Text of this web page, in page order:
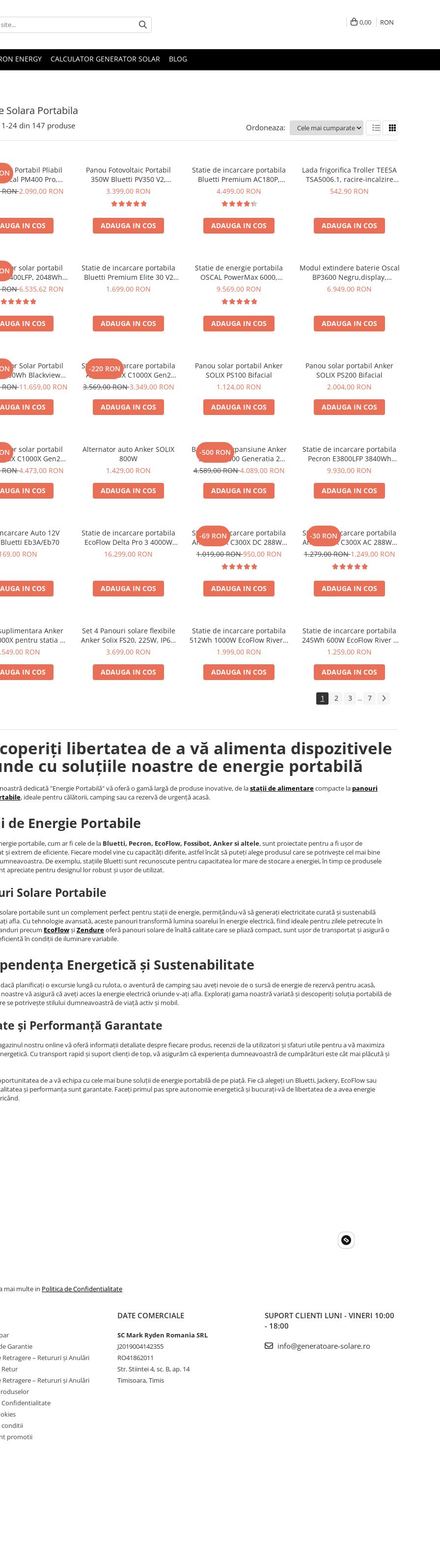
0,00 RON
ENERGY CALCULATOR GENERATOR SOLAR BLOG
Solara Portabila
1-24 din 147 produse Ordoneaza:
Portabil Pliabil
PM400 Pro,
ETFE, IP67
RON2.090,00 RON
IN COS
Panou Fotovoltaic Portabil
350W Bluetti PV350 V2,
Monocristalin, MC4, ETFE,
3.399,00 RON
ADAUGA IN COS
Statie de incarcare portabila
Bluetti Premium AC180P,
Ecran LCD, 1800W, 1440Wh,
4.499,00 RON
ADAUGA IN COS
Lada frigorifica Troller TEESA
TSA5006.1, racire-incalzire
35L, alimentare bricheta auto
542,90 RON
ADAUGA IN COS
solar portabil
E2400LFP, 2048Wh,
Incarcare super
Protectie BMS +
solar 200W
RON6.535,62 RON
IN COS
Statie de incarcare portabila
Bluetti Premium Elite 30 V2
600W 320Wh
1.699,00 RON
ADAUGA IN COS
Statie de energie portabila
OSCAL PowerMax 6000,
6000W (9000W varf), baterie
rapida in 1.96h, 14 porturi,
USB-C 100W, control inteligent
la distanta, functionalitate
UPS
9.569,00 RON
ADAUGA IN COS
Modul extindere baterie Oscal
BP3600 Negru,display,
compatibil cu Oscal PowerMax
6.949,00 RON
ADAUGA IN COS
Solar Portabil
Blackview
PowerMax 6000 +
RON11.659,00 RON
IN COS
-220 RON
Statie de incarcare portabila
Anker SOLIX C1000X Gen2
2000W 1024Wh
3.569,00 RON3.349,00 RON
ADAUGA IN COS
Panou solar portabil Anker
SOLIX PS100 Bifacial
1.124,00 RON
ADAUGA IN COS
Panou solar portabil Anker
SOLIX PS200 Bifacial
2.004,00 RON
ADAUGA IN COS
solar portabil
C1000X Gen2
+ panou 100W
RON4.473,00 RON
IN COS
Alternator auto Anker SOLIX
800W
1.429,00 RON
ADAUGA IN COS
-500 RON
Baterie de expansiune Anker
Solix BP2000 Generatia 2
pentru Anker Solix C2000 Gen
4.589,00 RON4.089,00 RON
ADAUGA IN COS
Statie de incarcare portabila
Pecron E3800LFP 3840Wh
4200W + Carucior CADOU
9.930,00 RON
ADAUGA IN COS
Auto 12V
Eb3A/Eb70
RON
IN COS
Statie de incarcare portabila
EcoFlow Delta Pro 3 4000W
4096Wh
16.299,00 RON
ADAUGA IN COS
-69 RON
Statie de incarcare portabila
Anker Solix C300X DC 288Wh
300W
1.019,00 RON950,00 RON
ADAUGA IN COS
-30 RON
Statie de incarcare portabila
Anker Solix C300X AC 288Wh
300W
1.279,00 RON1.249,00 RON
ADAUGA IN COS
Anker
pentru statia de
portabila Anker
RON
IN COS
Set 4 Panouri solare flexibile
Anker Solix FS20, 225W, IP67,
Tehnologie TOPCon
3.699,00 RON
ADAUGA IN COS
Statie de incarcare portabila
512Wh 1000W EcoFlow River 2
Max
1.999,00 RON
ADAUGA IN COS
Statie de incarcare portabila
245Wh 600W EcoFlow River 3
UPS
1.259,00 RON
ADAUGA IN COS
1 2 3 ... 7
libertatea de a vă alimenta dispozitivele
cu soluțiile noastre de energie portabilă
dedicată "Energie Portabilă" vă oferă o gamă largă de produse inovative, de lastații de alimentarecompacte la panouri
, ideale pentru călătorii, camping sau ca rezervă de urgență acasă.
de Energie Portabile
portabile, cum ar fi cele de la Bluetti, Pecron, EcoFlow, Fossibot, Anker si altele, sunt proiectate pentru a fi ușor de
și extrem de eficiente. Fiecare model vine cu capacități diferite, astfel încât să puteți alege produsul care se potrivește cel mai bine
De exemplu, stațiile Bluetti sunt recunoscute pentru capacitatea lor mare de stocare a energiei, în timp ce produsele
apreciate pentru designul lor robust și ușor de utilizat.
Solare Portabile
portabile sunt un complement perfect pentru stații de energie, permițându-vă să generați electricitate curată și sustenabilă
afla. Cu tehnologie avansată, aceste panouri transformă lumina soarelui în energie electrică, fiind ideale pentru zilele petrecute în
precum EcoFlowșiZendureoferă panouri solare de înaltă calitate care se pliază compact, sunt ușor de transportat și asigură o
în condiții de iluminare variabile.
Energetică și Sustenabilitate
planificați o excursie lungă cu rulota, o aventură de camping sau aveți nevoie de o sursă de energie de rezervă pentru acasă,
vă asigură că aveți acces la energie electrică oriunde v-ați afla. Explorați gama noastră variată și descoperiți soluția portabilă de
se potrivește stilului dumneavoastră de viață activ și mobil.
și Performanță Garantate
nostru online vă oferă informații detaliate despre fiecare produs, recenzii de la utilizatori și sfaturi utile pentru a vă maximiza
Cu transport rapid și suport clienți de top, vă asigurăm că experiența dumneavoastră de cumpărături este cât mai plăcută și
de a vă echipa cu cele mai bune soluții de energie portabilă de pe piață. Fie că alegeți un Bluetti, Jackery, EcoFlow sau
și performanța sunt garantate. Faceți primul pas spre autonomie energetică și bucurați-vă de libertatea de a avea energie
mai multe in Politica de Confidentialitate
Garantie
Retragere – Retururi și Anulări
Retur
Retragere – Retururi și Anulări
Confidentialitate
conditii
promotii
DATE COMERCIALE
SC Mark Ryden Romania SRL
J2019004142355
RO41862011
Str. Stiintei 4, sc. B, ap. 14
Timisoara, Timis
SUPORT CLIENTI LUNI - VINERI 10:00
- 18:00
info@generatoare-solare.ro